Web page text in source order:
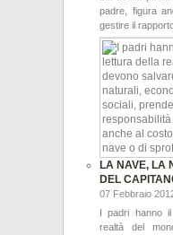
padre, figura
gestire il
LA NAVE, LA
DEL
07 Febbraio
I padri hanno
realtà del